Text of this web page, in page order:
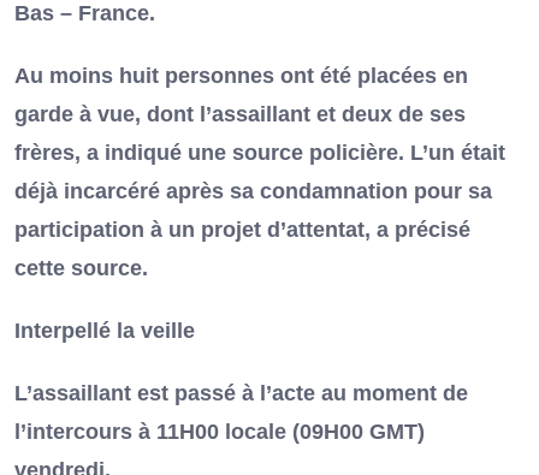
Bas – France.
Au moins huit personnes ont été placées en
garde à vue, dont l’assaillant et deux de ses
frères, a indiqué une source policière. L’un était
déjà incarcéré après sa condamnation pour sa
participation à un projet d’attentat, a précisé
cette source.
Interpellé la veille
L’assaillant est passé à l’acte au moment de
l’intercours à 11H00 locale (09H00 GMT)